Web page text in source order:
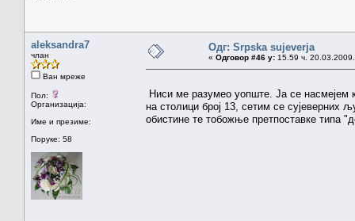
aleksandra7
члан
Ван мреже
Пол:
Организација:
Име и презиме:
Поруке: 58
Одг: Srpska sujeverja
« Одговор #46 у: 15.59 ч.
Ниси ме разумео уопште. Ја се насмејем
на столици број 13, сетим се сујеверних
обистине те тобожње претпоставке типа